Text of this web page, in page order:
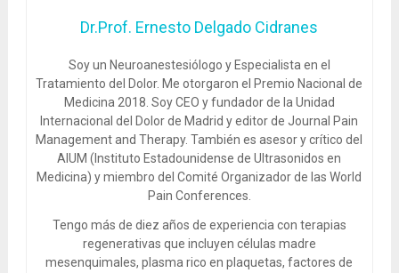
Dr.Prof. Ernesto Delgado Cidranes
Soy un Neuroanestesiólogo y Especialista en el
Tratamiento del Dolor. Me otorgaron el Premio Nacional de
Medicina 2018. Soy CEO y fundador de la Unidad
Internacional del Dolor de Madrid y editor de Journal Pain
Management and Therapy. También es asesor y crítico del
AIUM (Instituto Estadounidense de Ultrasonidos en
Medicina) y miembro del Comité Organizador de las World
Pain Conferences.
Tengo más de diez años de experiencia con terapias
regenerativas que incluyen células madre
mesenquimales, plasma rico en plaquetas, factores de